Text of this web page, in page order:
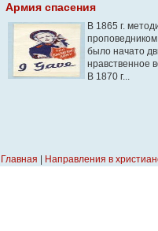
Армия спасения
В 1865 г.
было начато
нравственное
В 1870 г...
Главная Направления в